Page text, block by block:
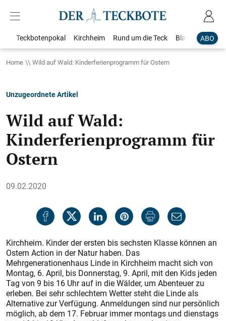
ABO
Teckbotenpokal Kirchheim Rund um die Teck Blaulicht
Home Wild auf Wald: Kinderferienprogramm für Ostern
Unzugeordnete Artikel
Wild auf Wald:
Kinderferienprogramm für
Ostern
09.02.2020
Kirchheim. Kinder der ersten bis sechsten Klasse können an
Ostern Action in der Natur haben. Das
Mehrgenerationenhaus Linde in Kirchheim macht sich von
Montag, 6. April, bis Donnerstag, 9. April, mit den Kids jeden
Tag von 9 bis 16 Uhr auf in die Wälder, um Abenteuer zu
erleben. Bei sehr schlechtem Wetter steht die Linde als
Alternative zur Verfügung. Anmeldungen sind nur persönlich
möglich, ab dem 17. Februar immer montags und dienstags